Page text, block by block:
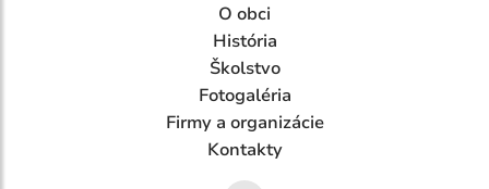
O obci
História
Školstvo
Fotogaléria
Firmy a organizácie
Kontakty